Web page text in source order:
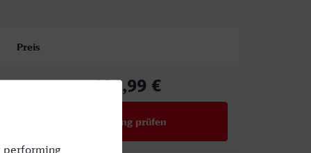
Preis
131,99 €
Verbindung prüfen